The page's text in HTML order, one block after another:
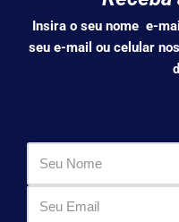
Insira o seu nome e-
seu e-mail ou celular